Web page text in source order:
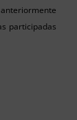
participadas